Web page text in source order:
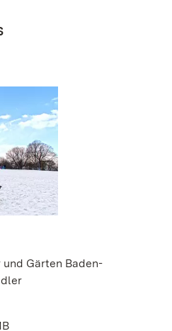
Gärten Baden-